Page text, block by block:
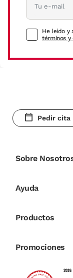
He leído y
términos y
Pedir cita
Sobre
Ayuda
Productos
Promociones